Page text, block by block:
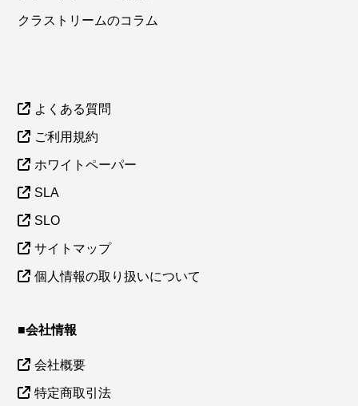
クラストリームのコラム
よくある質問
ご利用規約
ホワイトペーパー
SLA
SLO
サイトマップ
個人情報の取り扱いについて
■会社情報
会社概要
特定商取引法